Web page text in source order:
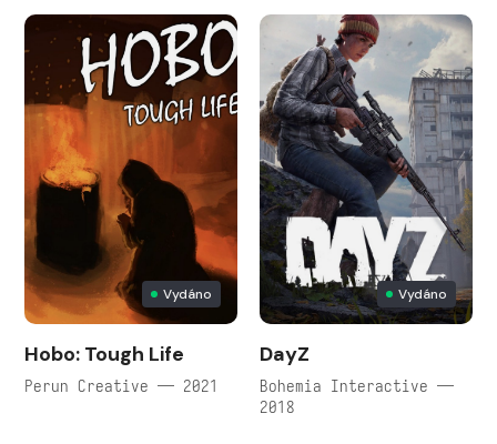
Vydáno
Hobo: Tough Life
Perun Creative — 2021
Vydáno
DayZ
Bohemia Interactive —
2018